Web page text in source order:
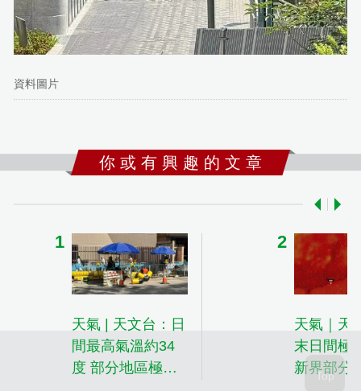
資料圖片
你 或 有 興 趣 的 文 章
天氣 | 天文台：日
間最高氣溫約34
度 部分地區極端
天氣｜天
末日間極
新界部分